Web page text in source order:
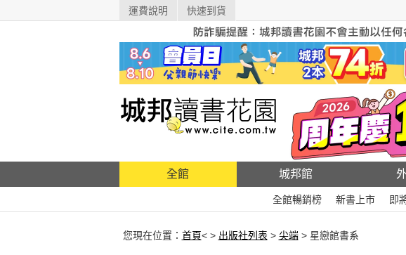
運費說明 快速到貨
全館 城邦館
全館暢銷榜 新書上市 即
您現在位置： 首頁< > 出版社列表 > 尖端> 星戀館書系